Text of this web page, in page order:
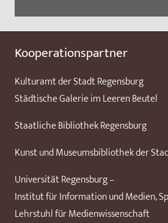
Kooperationspartner
Kulturamt der Stadt Regensburg
Städtische Galerie im Leeren Beutel
Staatliche Bibliothek Regensburg
Kunst und Museumsbibliothek der
Universität Regensburg –
Institut für Information und Medien,
Lehrstuhl für Medienwissenschaft